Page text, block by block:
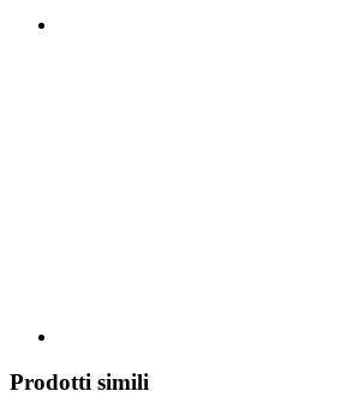
Prodotti simili